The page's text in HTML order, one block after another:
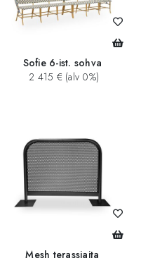
Sofie 6-ist. sohva
2 415 € (alv 0%)
Mesh terassiaita